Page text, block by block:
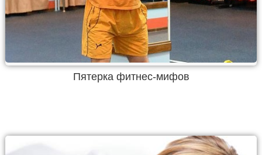
Пятерка фитнес-мифов